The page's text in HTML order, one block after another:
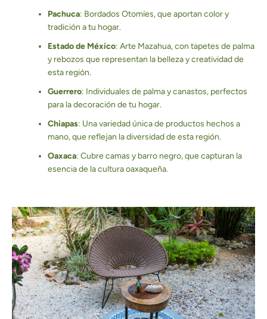
Pachuca: Bordados Otomíes, que aportan color y
tradición a tu hogar.
Estado de México: Arte Mazahua, con tapetes de palma
y rebozos que representan la belleza y creatividad de
esta región.
Guerrero: Individuales de palma y canastos, perfectos
para la decoración de tu hogar.
Chiapas: Una variedad única de productos hechos a
mano, que reflejan la diversidad de esta región.
Oaxaca: Cubre camas y barro negro, que capturan la
esencia de la cultura oaxaqueña.